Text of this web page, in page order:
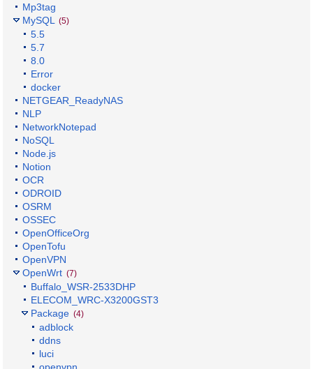
Mp3tag
MySQL
(5)
5.5
5.7
8.0
Error
docker
NETGEAR_ReadyNAS
NLP
NetworkNotepad
NoSQL
Node.js
Notion
OCR
ODROID
OSRM
OSSEC
OpenOfficeOrg
OpenTofu
OpenVPN
OpenWrt (7)
Buffalo_WSR-2533DHP
ELECOM_WRC-X3200GST3
Package (4)
adblock
ddns
luci